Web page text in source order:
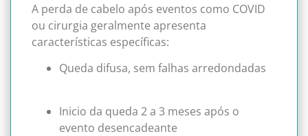
A perda de cabelo após eventos como COVID
ou cirurgia geralmente apresenta
características específicas:
Queda difusa, sem falhas arredondadas
Inicio da queda 2 a 3 meses após o
evento desencadeante